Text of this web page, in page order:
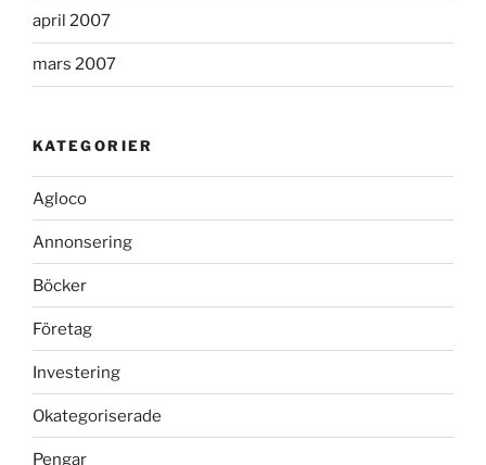
april 2007
mars 2007
KATEGORIER
Agloco
Annonsering
Böcker
Företag
Investering
Okategoriserade
Pengar